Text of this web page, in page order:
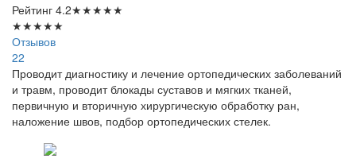
Рейтинг 4.2★★★★★
★★★★★
Отзывов
22
Проводит диагностику и лечение ортопедических заболеваний
и травм, проводит блокады суставов и мягких тканей,
первичную и вторичную хирургическую обработку ран,
наложение швов, подбор ортопедических стелек.